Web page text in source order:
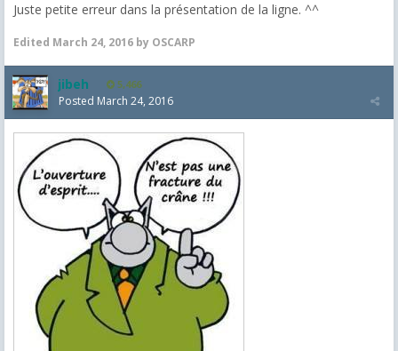
Juste petite erreur dans la présentation de la ligne. ^^
Edited March 24, 2016 by OSCARP
jibeh 5,466
Posted March 24, 2016